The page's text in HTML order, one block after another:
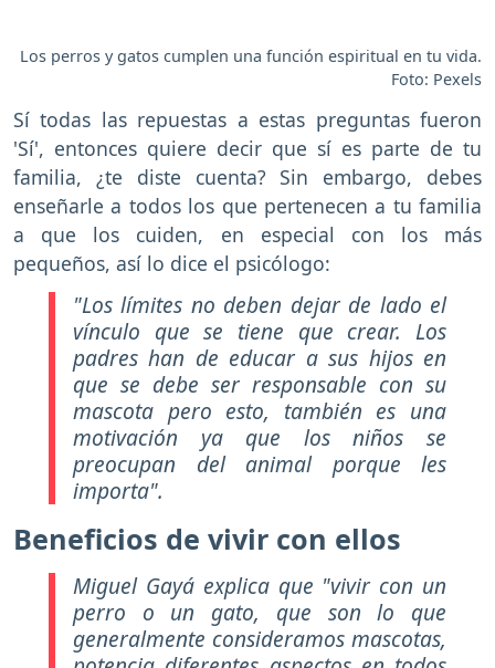
Los perros y gatos cumplen una función espiritual en tu vida.
Foto: Pexels
Sí todas las repuestas a estas preguntas fueron
'Sí', entonces quiere decir que sí es parte de tu
familia, ¿te diste cuenta? Sin embargo, debes
enseñarle a todos los que pertenecen a tu familia
a que los cuiden, en especial con los más
pequeños, así lo dice el psicólogo:
"Los límites no deben dejar de lado el
vínculo que se tiene que crear. Los
padres han de educar a sus hijos en
que se debe ser responsable con su
mascota pero esto, también es una
motivación ya que los niños se
preocupan del animal porque les
importa".
Beneficios de vivir con ellos
Miguel Gayá explica que "vivir con un
perro o un gato, que son lo que
generalmente consideramos mascotas,